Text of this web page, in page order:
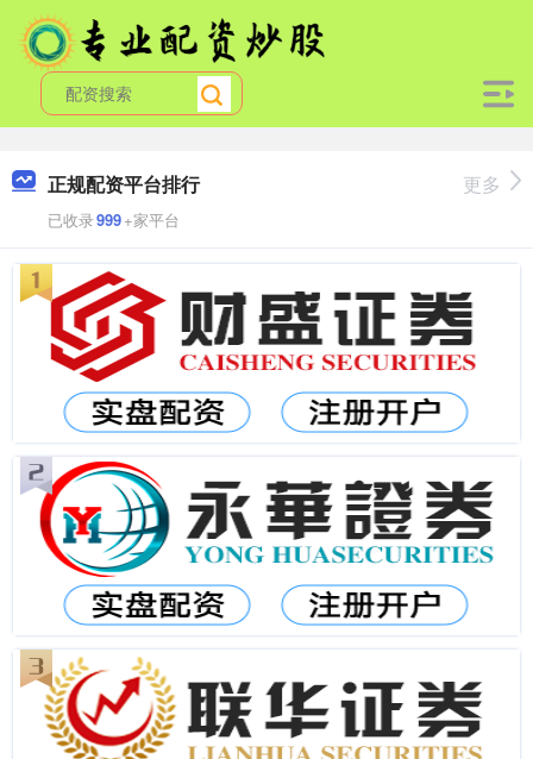
正规配资平台排行
已收录999+家平台
更多